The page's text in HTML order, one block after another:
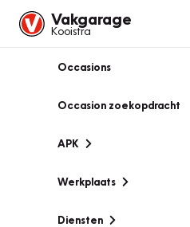
Vakgarage
Kooistra
Occasions
Occasion zoekopdracht
APK
Werkplaats
Diensten